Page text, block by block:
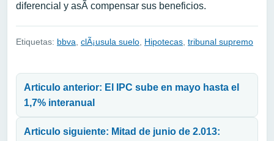
diferencial y asÃ­ compensar sus beneficios.
Etiquetas: bbva clÃ¡usula suelo Hipotecas tribunal supremo
Articulo anterior: El IPC sube en mayo hasta el
1,7% interanual
Articulo siguiente: Mitad de junio de 2.013: